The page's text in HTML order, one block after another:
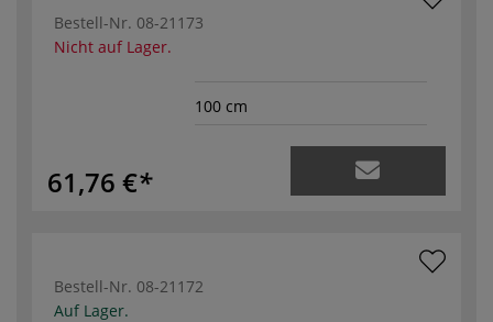
Bestell-Nr. 08-21173
Nicht auf Lager.
100 cm
61,76 €
Bestell-Nr. 08-21172
Auf Lager.